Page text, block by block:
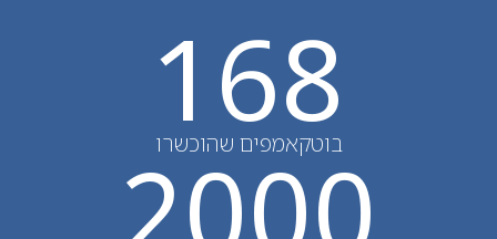
168
בוטקאמפים שהוכשרו